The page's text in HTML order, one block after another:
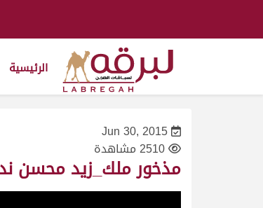
الرئيسية
Jun 30, 2015
2510 مشاهدة
مذخور ملك_زيد محسن نديلة_المحلي الرابع ش10